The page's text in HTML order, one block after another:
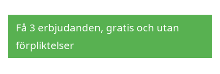
Få 3 erbjudanden, gratis och utan
förpliktelser